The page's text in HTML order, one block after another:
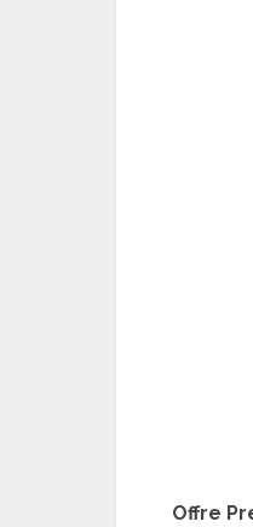
Offre